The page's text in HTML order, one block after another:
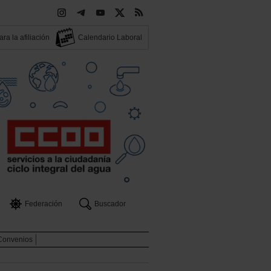
la afiliación Calendario Laboral
Federación
Buscador